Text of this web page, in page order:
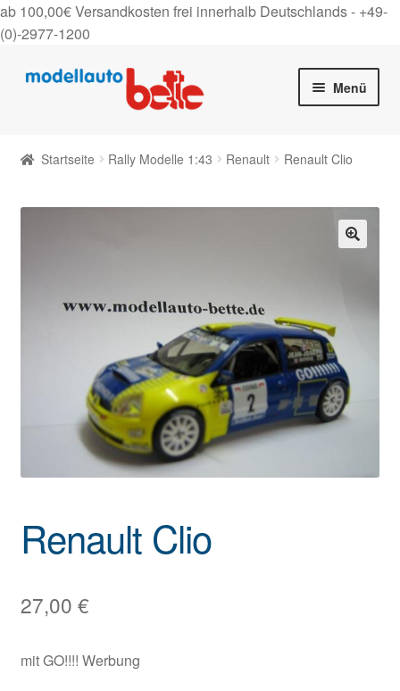
ab 100,00€ Versandkosten frei innerhalb Deutschlands - +49-
(0)-2977-1200
Zur
Zum
Menü
Startseite Rally Modelle 1:43 Renault Renault Clio
Renault Clio
27,00 €
mit GO!!!! Werbung